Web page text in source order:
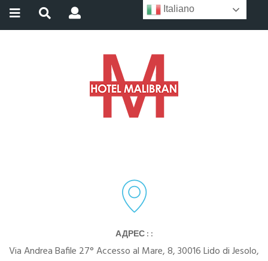
АДРЕС : :
Via Andrea Bafile 27° Accesso al Mare, 8, 30016 Lido di Jesolo,
Italiano